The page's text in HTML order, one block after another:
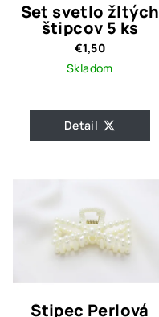
Set svetlo žltých
štipcov 5 ks
€1,50
Skladom
Detail
Štipec Perlová